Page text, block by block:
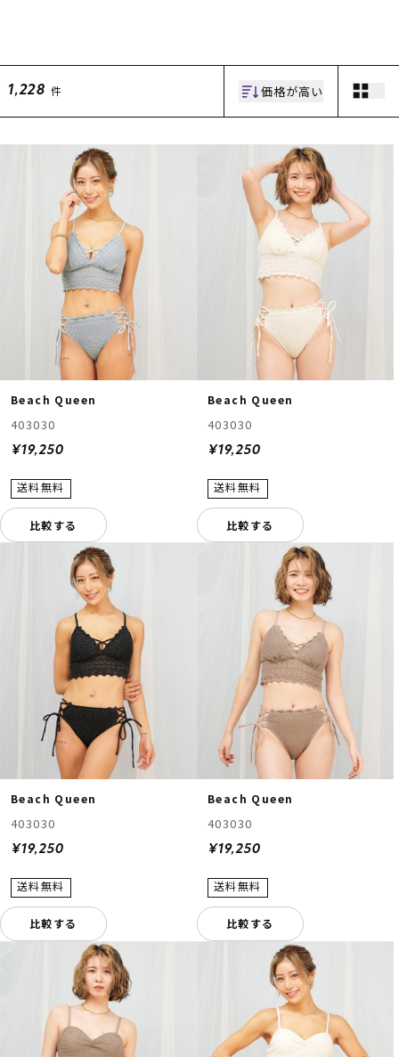
ムラサキスポーツ 公式アプリ
ポイント・クーポンもこのアプリで！
1,228 件 価格が高い
Beach Queen
403030
¥19,250
比較する
Beach Queen
403030
¥19,250
比較する
Beach Queen
403030
¥19,250
比較する
Beach Queen
403030
¥19,250
比較する